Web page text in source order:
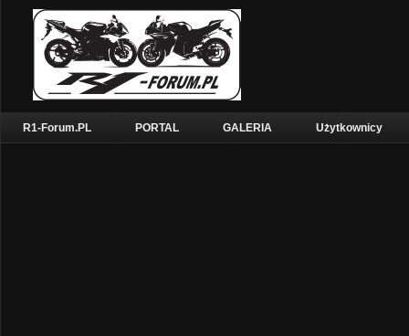
R1-Forum.PL PORTAL GALERIA Użytkownicy